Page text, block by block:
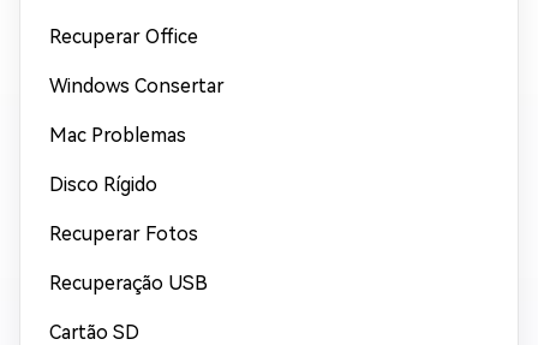
Recuperar Office
Windows Consertar
Mac Problemas
Disco Rígido
Recuperar Fotos
Recuperação USB
Cartão SD